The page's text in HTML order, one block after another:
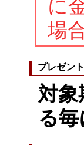
に
場
プレゼン
対
る毎